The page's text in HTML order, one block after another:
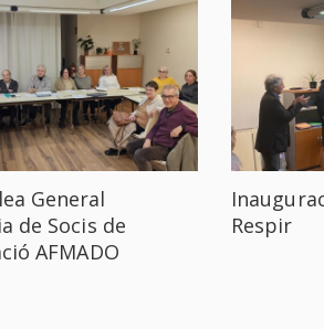
General
de Socis de
AFMADO
Respir